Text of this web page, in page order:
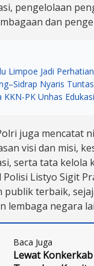
pengelolaan
dan
Limpoe Jadi
Nyaris
KKN-PK Unhas
juga mencatat
visi dan misi,
serta tata kelola
Polisi Listyo Sigit
publik terbaik,
lembaga negara
Baca Juga
Lewat Konkerkab